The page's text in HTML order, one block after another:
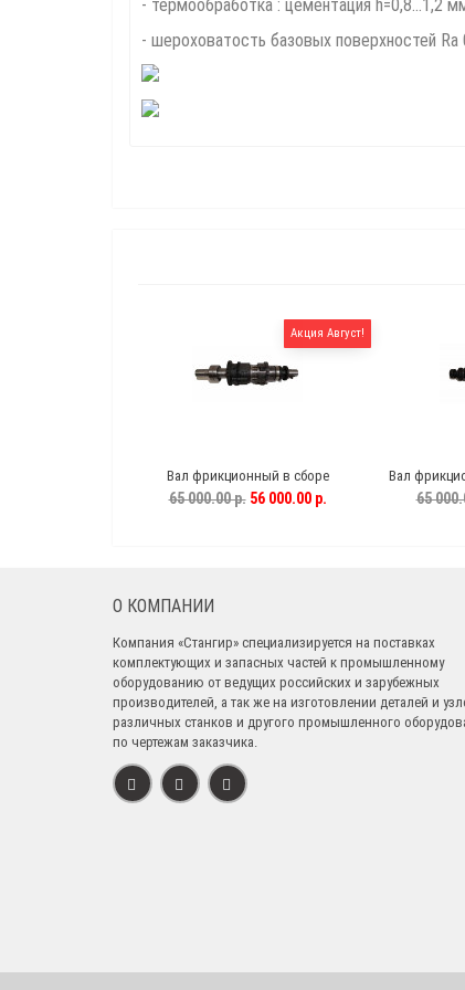
- термообработка : цементация h=0,8...1,2
- шероховатость базовых поверхностей Ra
Акция Август!
Вал фрикционный в сборе
16К20.020.610СБ
65 000.00 р.56 000.00 р.
Вал
65
О КОМПАНИИ
Компания «Стангир» специализируется на поставках
комплектующих и запасных частей к промышленному
оборудованию от ведущих российских и зарубежных
производителей, а так же на изготовлении деталей и
различных станков и другого промышленного
по чертежам заказчика.